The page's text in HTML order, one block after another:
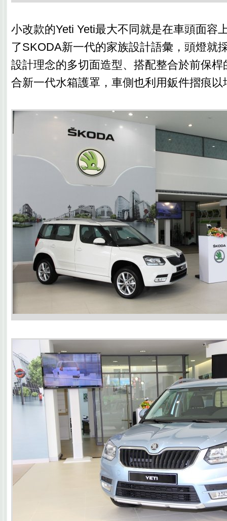
小改款的Yeti Yeti最大不同就是在車頭面容
了SKODA新一代的家族設計語彙，頭燈就
設計理念的多切面造型、搭配整合於前保
合新一代水箱護罩，車側也利用鈑件摺痕